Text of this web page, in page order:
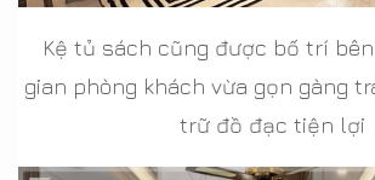
Kệ tủ sách cũng được bố trí
gian phòng khách vừa gọn gàng
trữ đồ đạc tiện lợi